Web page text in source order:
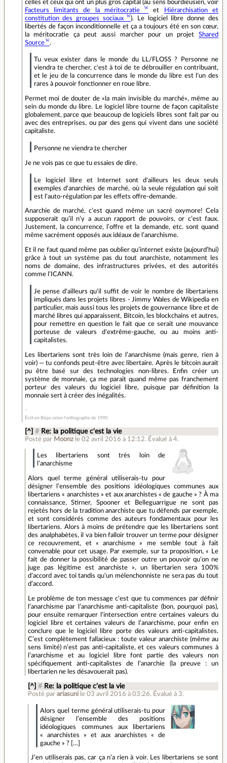
celles et ceux qui ont un plus gros capital (au sens bourdieusien, voir
Facteurs limitants de la méritocratie
et
Hiérarchisation et
constitution des groupes sociaux
). Le logiciel libre donne des
libertés de façon inconditionnelle et ça a toujours été en son cœur,
la méritocratie ça peut aussi marcher pour un projet Shared
Source
.
Tu veux exister dans le monde du LL/FLOSS ? Personne ne
viendra te chercher, c'est à toi de te débrouiller en contribuant,
et le jeu de la concurrence dans le monde du libre est l'un des
rares à pouvoir fonctionner en roue libre.
Permet moi de douter de «la main invisible du marché», même au
sein du monde du libre. Le logiciel libre tourne de façon capitaliste
globalement, parce que beaucoup de logiciels libres sont fait par ou
avec des entreprises, ou par des gens qui vivent dans une société
capitaliste.
Personne ne viendra te chercher
Je ne vois pas ce que tu essaies de dire.
Le logiciel libre et Internet sont d'ailleurs les deux seuls
exemples d'anarchies de marché, où la seule régulation qui soit
est l'auto-régulation par les effets offre-demande.
Anarchie de marché, c’est quand même un sacré oxymore! Cela
supposerait qu’il n’y a aucun rapport de pouvoirs, or c’est faux.
Justement, la concurrence, l’offre et la demande, etc. sont quand
même sacrément opposés aux idéaux de l’anarchisme.
Et il ne faut quand même pas oublier qu’internet existe (aujourd’hui)
grâce à tout un système pas du tout anarchiste, notamment les
noms de domaine, des infrastructures privées, et des autorités
comme l’ICANN.
Je pense d'ailleurs qu'il suffit de voir le nombre de libertariens
impliqués dans les projets libres - Jimmy Wales de Wikipedia en
particulier, mais aussi tous les projets de gouvernance libre et de
marché libres qui apparaissent, Bitcoin, les blockchains et autres,
pour remettre en question le fait que ce serait une mouvance
porteuse de valeurs d'extrême-gauche, ou au moins anti-
capitalistes.
Les libertariens sont très loin de l’anarchisme (mais genre, rien à
voir) — tu confonds peut-être avec libertaire. Après le bitcoin aurait
pu être basé sur des technologies non-libres. Enfin créer un
système de monnaie, ça me parait quand même pas franchement
porteur des valeurs du logiciel libre, puisque par définition la
monnaie sert à créer des inégalités.
Écrit en Bépo selon l’orthographe de 1990
[^] # Re: la politique c'est la vie
Posté par Moonz le 02 avril 2016 à 12:12. Évalué à 4.
Les libertariens sont très loin de
l’anarchisme
Alors quel terme général utiliserais-tu pour
désigner l’ensemble des positions idéologiques communes aux
libertariens « anarchistes » et aux anarchistes « de gauche » ? À ma
connaissance, Stirner, Spooner et Belleguarrigue ne sont pas
rejetés hors de la tradition anarchiste que tu défends par exemple,
et sont considérés comme des auteurs fondamentaux pour les
libertariens. Alors à moins de prétendre que les libertariens sont
des analphabètes, il va bien falloir trouver un terme pour désigner
ce recouvrement, et « anarchisme » me semble tout à fait
convenable pour cet usage. Par exemple, sur ta proposition, « Le
fait de donner la possibilité de passer outre un pouvoir qu’on ne
juge pas légitime est anarchiste », un libertarien sera 100%
d’accord avec toi tandis qu’un mélenchonniste ne sera pas du tout
d’accord.
Le problème de ton message c’est que tu commences par définir
l’anarchisme par l’anarchisme anti-capitaliste (bon, pourquoi pas),
pour ensuite remarquer l’intersection entre certaines valeurs du
logiciel libre et certaines valeurs de l’anarchisme, pour enfin en
conclure que le logiciel libre porte des valeurs anti-capitalistes.
C’est complètement fallacieux : toute valeur anarchiste (même au
sens limité) n’est pas anti-capitaliste, et ces valeurs communes à
l’anarchisme et au logiciel libre font partie des valeurs non
spécifiquement anti-capitalistes de l’anarchie (la preuve : un
libertarien ne les désavouerait pas).
[^] # Re: la politique c'est la vie
Posté parariasuni le 03 avril 2016 à 03:26. Évalué à 3.
Alors quel terme général utiliserais-tu pour
désigner l’ensemble des positions
idéologiques communes aux libertariens
« anarchistes » et aux anarchistes « de
gauche » ? […]
J’en utiliserais pas, car ça n’a rien à voir. Les libertariens se sont